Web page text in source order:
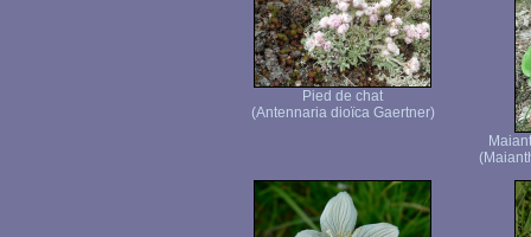
Pied de chat
(Antennaria dioïca Gaertner)